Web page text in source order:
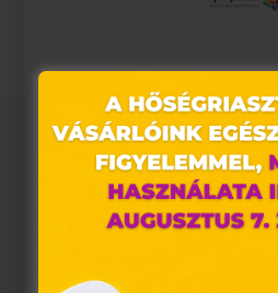
Nyitvatartás
Weboldalunkon „cookie"-kat
alkalmazunk. Ezek olyan fájlok,
tárolnak webes böngészőjében.
hozzájárulása szükséges.
A „sütiket" az elektronikus
törvény, az elektronikus
információs társadalommal